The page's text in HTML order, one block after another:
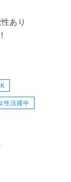
あり
性活躍中